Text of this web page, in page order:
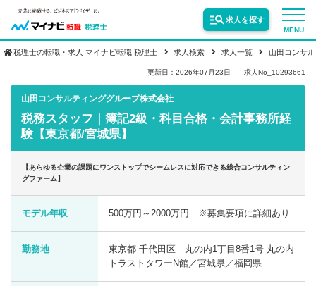
MENU
求人を探す
転職お役立ち情報
業界情報
求人情報
税理士の転職・求人 マイナビ転職 税理士 求人検索 求人一覧 山田コンサ
更新日：2026年07月23日 求人No_10293661
山田コンサルティンググループ株式会社
税務スタッフ｜簿記2級・科目合格・会計事務所経
験【東京都/宮城県】
【あらゆる企業の課題にワンストップでシームレスに対応できる総合コンサルティン
グファーム】
モデル年収 500万円～2000万円 ※募集要項に詳細あり
勤務地
東京都 千代田区 丸の内1丁目8番1号 丸の内
トラストタワーN館／宮城県／福岡県